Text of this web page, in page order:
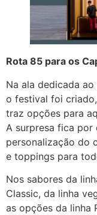
Rota 85 para os
Na ala dedicada
o festival foi
traz opções para
A surpresa fica por
personalização do
e toppings para
Nos sabores da
Classic, da linha
as opções da linha